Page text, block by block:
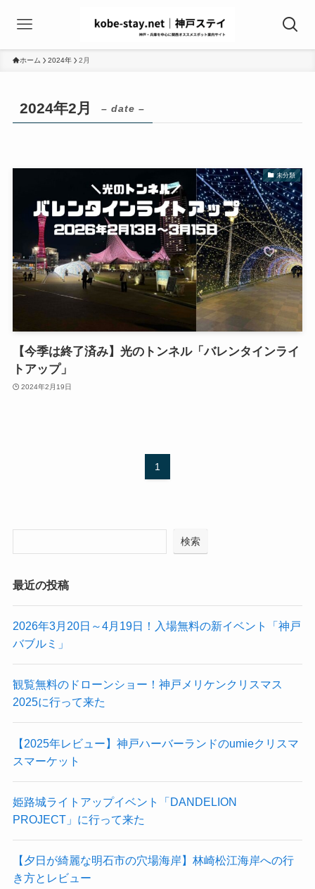
ホーム 2024年 2月
2024年2月 – date –
未分類
【今季は終了済み】光のトンネル「バレンタインライ
トアップ」
2024年2月19日
1
検索
最近の投稿
2026年3月20日～4月19日！入場無料の新イベント「神戸
バブルミ」
観覧無料のドローンショー！神戸メリケンクリスマス
2025に行って来た
【2025年レビュー】神戸ハーバーランドのumieクリスマ
スマーケット
姫路城ライトアップイベント「DANDELION
PROJECT」に行って来た
【夕日が綺麗な明石市の穴場海岸】林崎松江海岸への行
き方とレビュー